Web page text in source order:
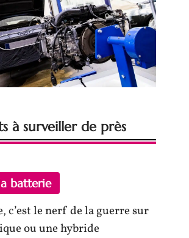
à surveiller de près
batterie
c’est le nerf de la guerre sur
ou une hybride